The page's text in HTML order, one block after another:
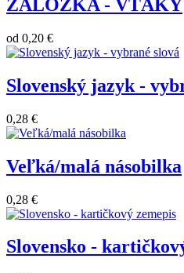
ZÁLOŽKA - VTÁKY
od 0,20 €
Slovenský jazyk -
0,28 €
Veľká/malá násobilka
0,28 €
Slovensko -